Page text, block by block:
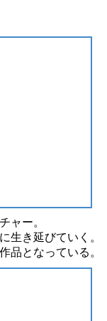
ャー。
生き延びていく。
品となっている。